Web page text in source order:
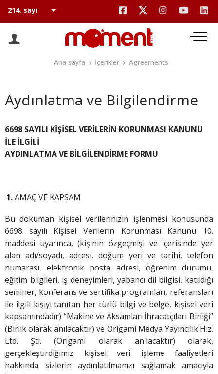
Ana sayfa İçerikler Agreements
Aydınlatma ve Bilgilendirme
6698 SAYILI KİŞİSEL VERİLERİN KORUNMASI KANUNU
İLE İLGİLİ
AYDINLATMA VE BİLGİLENDİRME FORMU
AMAÇ VE KAPSAM
Bu doküman kişisel verilerinizin işlenmesi konusunda
6698 sayılı Kişisel Verilerin Korunması Kanunu 10.
maddesi uyarınca, (kişinin özgeçmişi ve içerisinde yer
alan adı/soyadı, adresi, doğum yeri ve tarihi, telefon
numarası, elektronik posta adresi, öğrenim durumu,
eğitim bilgileri, iş deneyimleri, yabancı dil bilgisi, katıldığı
seminer, konferans ve sertifika programları, referansları
ile ilgili kişiyi tanıtan her türlü bilgi ve belge, kişisel veri
kapsamındadır) “Makine ve Aksamları İhracatçıları Birliği”
(Birlik olarak anılacaktır) ve Origami Medya Yayıncılık Hiz.
Ltd. Şti. (Origami olarak anılacaktır) olarak,
gerçekleştirdiğimiz kişisel veri işleme faaliyetleri
hakkında sizlerin aydınlatılmanızı sağlamak amacıyla